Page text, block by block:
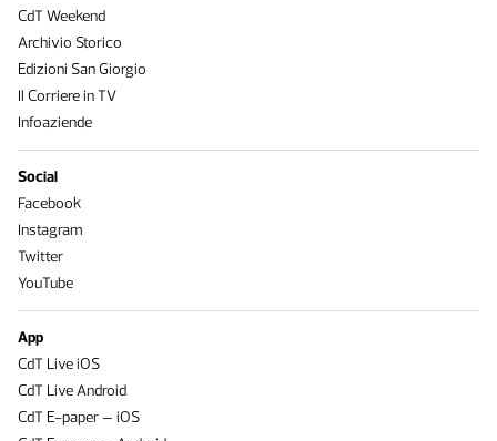
CdT Weekend
Archivio Storico
Edizioni San Giorgio
Il Corriere in TV
Infoaziende
Social
Facebook
Instagram
Twitter
YouTube
App
CdT Live iOS
CdT Live Android
CdT E-paper – iOS